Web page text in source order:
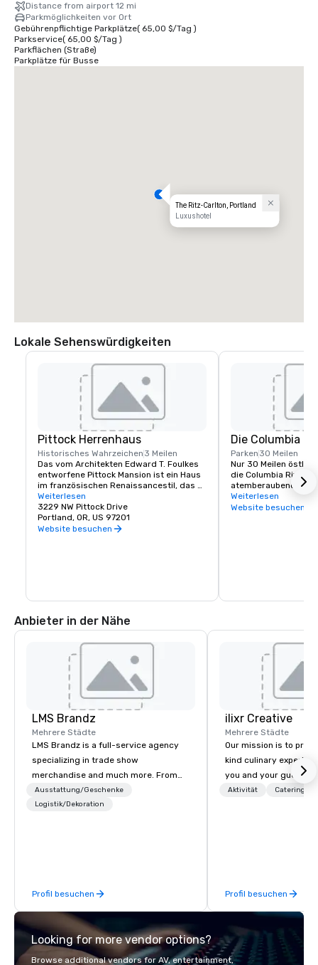
Distance from airport 12 mi
Parkmöglichkeiten vor Ort
Gebührenpflichtige Parkplätze( 65,00 $/Tag )
Parkservice( 65,00 $/Tag )
Parkflächen (Straße)
Parkplätze für Busse
The Ritz-Carlton, Portland
Luxushotel
Lokale Sehenswürdigkeiten
Pittock Herrenhaus
Historisches Wahrzeichen 3 Meilen
Das vom Architekten Edward T. Foulkes
entworfene Pittock Mansion ist ein Haus
im französischen Renaissancestil, das
entworfen wurde, um den Blick auf die
Innenstadt von Portland und die
Cascade Mountains einzufangen. Dieses
Stück Geschichte wurde 1912 für den
Weiterlesen
3229 NW Pittock Drive
Portland, OR, US 97201
Website besuchen
Die Columbia
Parken 30 Meilen
Nur 30 Meilen
die Columbia River
atemberaubende
Mountainbike-
90 Wasserfälle. Zu
Weiterlesen
Website besuchen
Anbieter in der Nähe
LMS Brandz
Mehrere Städte
LMS Brandz is a full-service agency
specializing in trade show
merchandise and much more. From
booth giveaways and branded apparel
to executive gifting, displays,
years of industry experience and
commitment to exceptional customer
service set us apart. We deliver
smart, reliable solutions designed to
make the end-user experience
Ausstattung/Geschenke
Logistik/Dekoration
Profil besuchen
ilixr Creative
Mehrere Städte
Our mission is to
kind culinary
you and your guests
memories and
catering industry.
Aktivität Catering
Profil besuchen
Looking for more vendor options?
Browse additional vendors for AV, entertainment,